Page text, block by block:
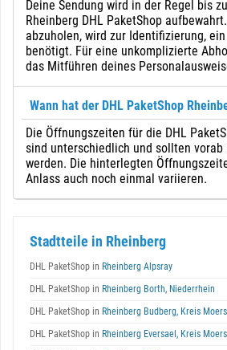
Deine Sendung wird in der Regel bis
Rheinberg DHL PaketShop
abzuholen, wird zur Identifizierung,
benötigt. Für eine unkomplizierte
das Mitführen deines
Wann hat der DHL PaketShop
Die Öffnungszeiten für die DHL
sind unterschiedlich und sollten
werden. Die hinterlegten
Anlass auch noch einmal variieren.
Stadtteile in Rheinberg
DHL PaketShop in Rheinberg Alpsray
DHL PaketShop in Rheinberg Borth, Niederrhein
DHL PaketShop in Rheinberg Budberg, Kreis Moers
DHL PaketShop in Rheinberg Eversael, Kreis Moers